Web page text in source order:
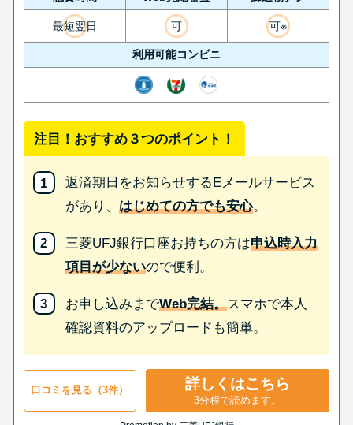
最短翌日 可 可※
利用可能コンビニ
注目！おすすめ３つのポイント！
返済期日をお知らせするEメールサービス
があり、はじめての方でも安心。
三菱UFJ銀行口座お持ちの方は申込時入力
項目が少ないので便利。
お申し込みまでWeb完結。スマホで本人
確認資料のアップロードも簡単。
口コミを見る（3件） 詳しくはこちら
3分程で読めます。